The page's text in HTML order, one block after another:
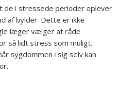
de i stressede perioder oplever
af bylder. Dette er ikke
læger vælger at råde
så lidt stress som muligt.
sygdommen i sig selv kan